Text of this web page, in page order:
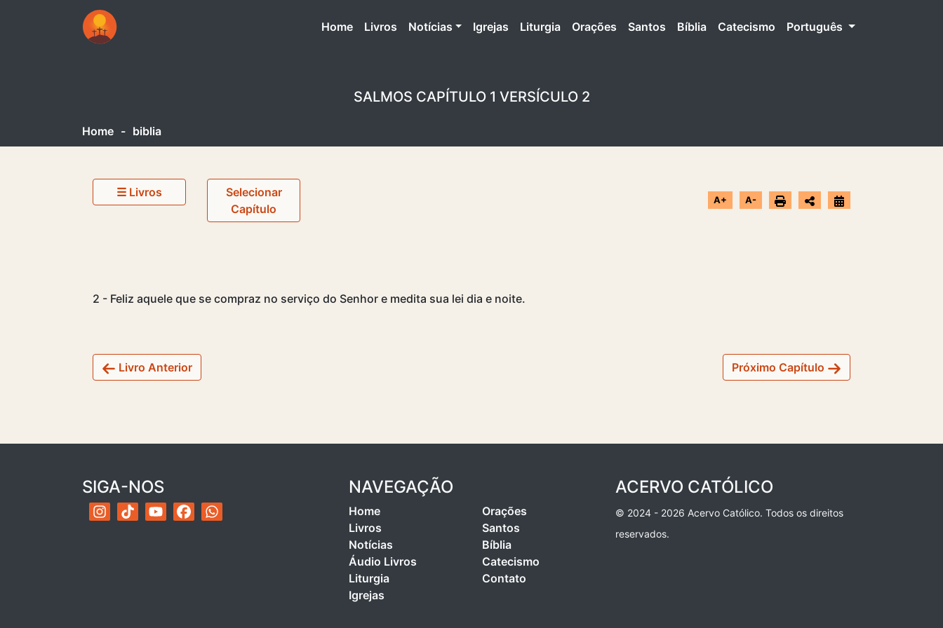
Home(atual)
Livros Notícias Igrejas Liturgia Orações Santos Bíblia Catecismo Português
SALMOS CAPÍTULO 1 VERSÍCULO 2
Home - biblia
☰ Livros
Selecionar
Capítulo
A+ A-
2 - Feliz aquele que se compraz no serviço do Senhor e medita sua lei dia e noite.
Livro Anterior Próximo Capítulo
SIGA-NOS NAVEGAÇÃO
Home
Livros
Notícias
Áudio Livros
Liturgia
Igrejas
Orações
Santos
Bíblia
Catecismo
Contato
ACERVO CATÓLICO
© 2024 - 2026 Acervo Católico. Todos os direitos
reservados.